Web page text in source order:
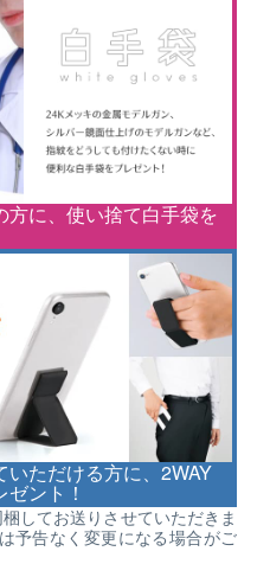
方に、使い捨て白手袋を
ただける方に、2WAY
ント！
してお送りさせていただきま
予告なく変更になる場合がご